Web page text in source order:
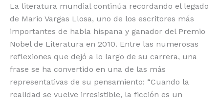
o
k
p
k r
La literatura mundial continúa recordando el legado
de Mario Vargas Llosa, uno de los escritores más
importantes de habla hispana y ganador del Premio
Nobel de Literatura en 2010. Entre las numerosas
reflexiones que dejó a lo largo de su carrera, una
frase se ha convertido en una de las más
representativas de su pensamiento: “Cuando la
realidad se vuelve irresistible, la ficción es un